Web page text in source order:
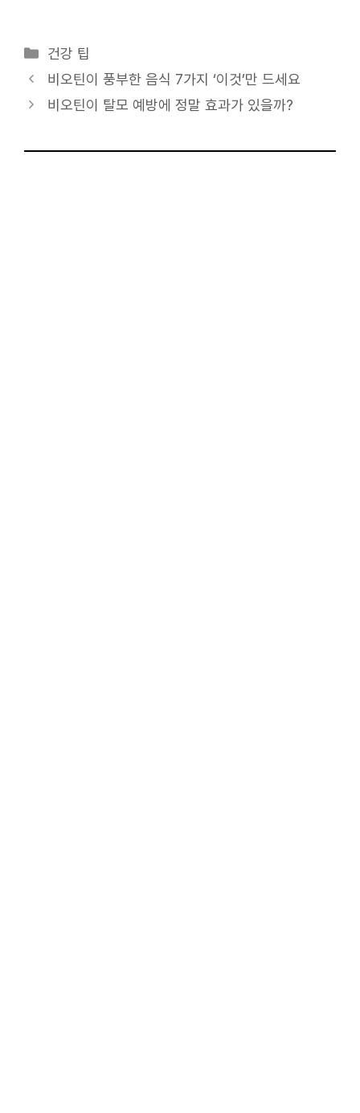
카
테
고
건강 팁
비오틴이 풍부한 음식 7가지 ‘이것’만 드세요
비오틴이 탈모 예방에 정말 효과가 있을까?